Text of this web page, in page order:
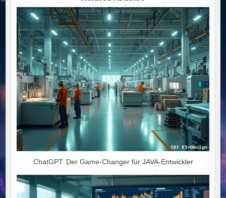
IN
DEN
WIRTSCHAFTLICHEN
NIEDERGANG
ChatGPT: Der Game-Changer für JAVA-Entwickler